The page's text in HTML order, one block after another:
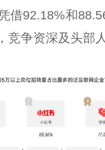
借92.18%和
竞争资深及头部人